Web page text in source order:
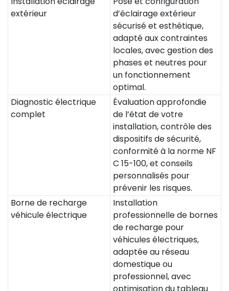
extérieur
d’éclairage extérieur
sécurisé et esthétique,
adapté aux contraintes
locales, avec gestion des
phases et neutres pour
un fonctionnement
optimal.
Diagnostic électrique
complet
Évaluation approfondie
de l’état de votre
installation, contrôle des
dispositifs de sécurité,
conformité à la norme NF
C 15-100, et conseils
personnalisés pour
prévenir les risques.
Borne de recharge
véhicule électrique
Installation
professionnelle de bornes
de recharge pour
véhicules électriques,
adaptée au réseau
domestique ou
professionnel, avec